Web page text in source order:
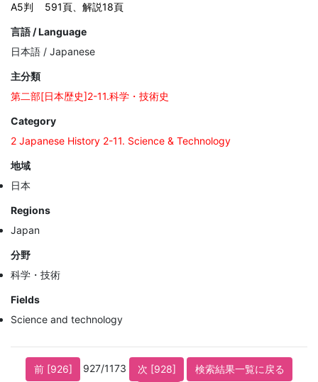
A5判
591頁、解説18頁
言語 / Language
日本語 / Japanese
主分類
第二部[日本歴史]2-11.科学・技術史
Category
2 Japanese History 2-11. Science & Technology
地域
日本
Regions
Japan
分野
科学・技術
Fields
Science and technology
前 [926] 927/1173 次 [928] 検索結果一覧に戻る